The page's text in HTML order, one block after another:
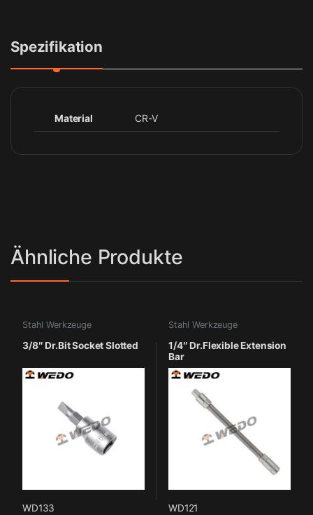
Spezifikation
Material CR-V
Ähnliche Produkte
Stahl Werkzeuge
3/8″ Dr.Bit Socket Slotted
WD133
Stahl Werkzeuge
1/4″ Dr.Flexible Extension
Bar
WD121